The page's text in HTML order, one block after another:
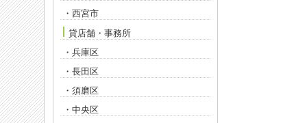
・西宮市
貸店舗・事務所
・兵庫区
・長田区
・須磨区
・中央区